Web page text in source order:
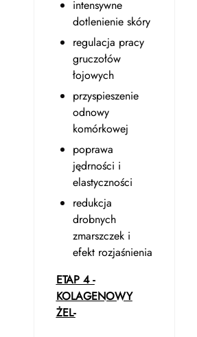
intensywne
dotlenienie skóry
regulacja pracy
gruczołów
łojowych
przyspieszenie
odnowy
komórkowej
poprawa
jędrności i
elastyczności
redukcja
drobnych
zmarszczek i
efekt rozjaśnienia
ETAP 4 -
KOLAGENOWY
ŻEL-